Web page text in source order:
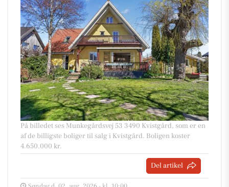
På billedet ses Munkegårdsvej 53 3490 Kvistgård, som er en
af de billigste boliger til salg i Kvistgård. Boligen koster
4.650.000 kr.
Del artikel